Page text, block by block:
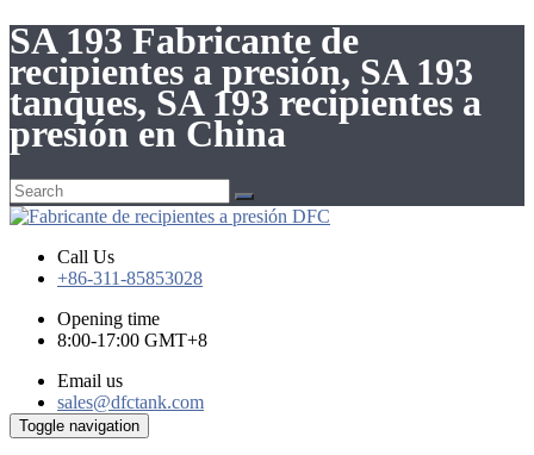
SA 193 Fabricante de
recipientes a presión, SA 193
tanques, SA 193 recipientes a
presión en China
Call Us
+86-311-85853028
Opening time
8:00-17:00 GMT+8
Email us
sales@dfctank.com
Toggle navigation